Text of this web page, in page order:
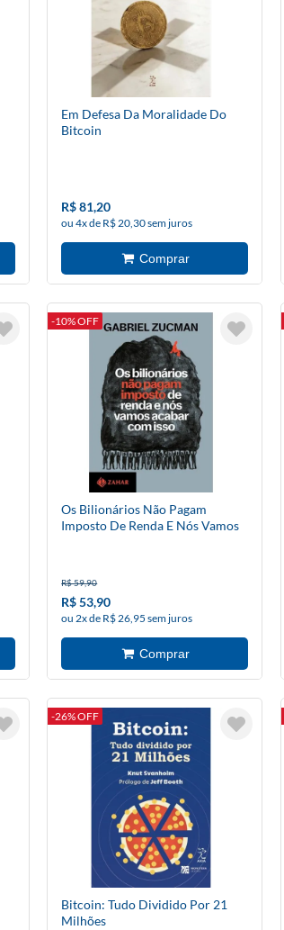
Em Defesa Da Moralidade Do
Bitcoin
R$ 81,20
ou 4x de R$ 20,30 sem juros
-10% OFF
Os Bilionários Não Pagam
Imposto De Renda E Nós Vamos
R$ 59,90
R$ 53,90
ou 2x de R$ 26,95 sem juros
-26% OFF
Bitcoin: Tudo Dividido Por 21
Milhões